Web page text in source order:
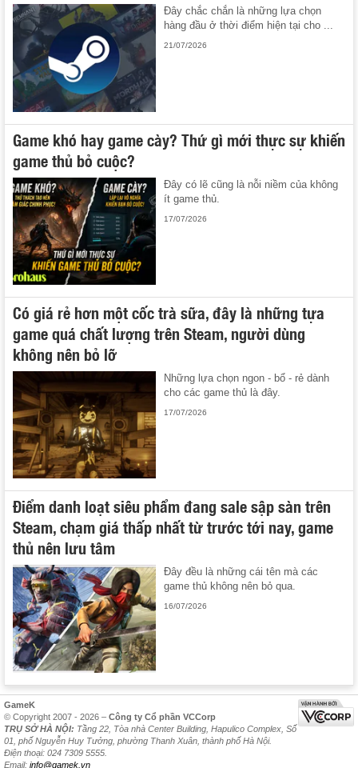
Đây chắc chắn là những lựa chọn
hàng đầu ở thời điểm hiện tại cho ...
21/07/2026
Game khó hay game cày? Thứ gì mới thực sự khiến
game thủ bỏ cuộc?
Đây có lẽ cũng là nỗi niềm của không
ít game thủ.
17/07/2026
Có giá rẻ hơn một cốc trà sữa, đây là những tựa
game quá chất lượng trên Steam, người dùng
không nên bỏ lỡ
Những lựa chọn ngon - bổ - rẻ dành
cho các game thủ là đây.
17/07/2026
Điểm danh loạt siêu phẩm đang sale sập sàn trên
Steam, chạm giá thấp nhất từ trước tới nay, game
thủ nên lưu tâm
Đây đều là những cái tên mà các
game thủ không nên bỏ qua.
16/07/2026
GameK
© Copyright 2007 - 2026 – Công ty Cổ phần VCCorp
TRỤ SỞ HÀ NỘI: Tầng 22, Tòa nhà Center Building, Hapulico Complex, Số
01, phố Nguyễn Huy Tưởng, phường Thanh Xuân, thành phố Hà Nội.
Điện thoại: 024 7309 5555.
Email: info@gamek.vn